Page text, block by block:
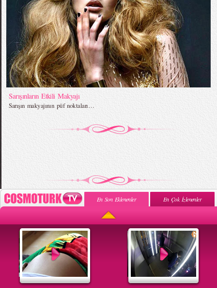
Sarışınların Etkili Makyajı
Sarışın makyajının püf noktaları…
En Son Eklenenler En Çok İzlenenler